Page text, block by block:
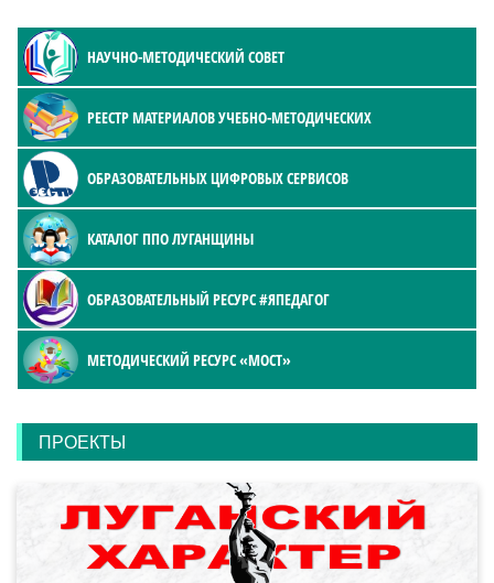
НАУЧНО-МЕТОДИЧЕСКИЙ СОВЕТ
РЕЕСТР МАТЕРИАЛОВ УЧЕБНО-МЕТОДИЧЕСКИХ
ОБРАЗОВАТЕЛЬНЫХ ЦИФРОВЫХ СЕРВИСОВ
КАТАЛОГ ППО ЛУГАНЩИНЫ
ОБРАЗОВАТЕЛЬНЫЙ РЕСУРС #ЯПЕДАГОГ
МЕТОДИЧЕСКИЙ РЕСУРС «МОСТ»
ПРОЕКТЫ